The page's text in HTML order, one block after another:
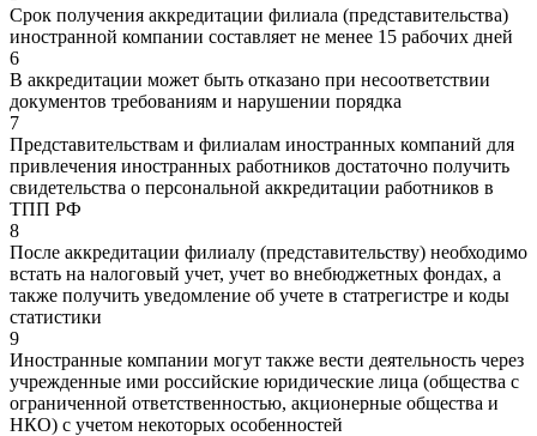
Срок получения аккредитации филиала (представительства)
иностранной компании составляет не менее 15 рабочих дней
6
В аккредитации может быть отказано при несоответствии
документов требованиям и нарушении порядка
7
Представительствам и филиалам иностранных компаний для
привлечения иностранных работников достаточно получить
свидетельства о персональной аккредитации работников в
ТПП РФ
8
После аккредитации филиалу (представительству) необходимо
встать на налоговый учет, учет во внебюджетных фондах, а
также получить уведомление об учете в статрегистре и коды
статистики
9
Иностранные компании могут также вести деятельность через
учрежденные ими российские юридические лица (общества с
ограниченной ответственностью, акционерные общества и
НКО) с учетом некоторых особенностей